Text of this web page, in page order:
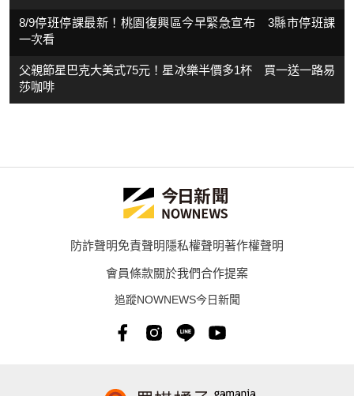
8/9停班停課最新！桃園復興區今早緊急宣布 3縣市停班課
一次看
父親節星巴克大美式75元！星冰樂半價多1杯 買一送一路易
莎咖啡
防詐聲明免責聲明隱私權聲明著作權聲明
會員條款關於我們合作提案
追蹤NOWNEWS今日新聞